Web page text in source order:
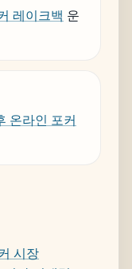
레이크백 운
온라인 포커
시장